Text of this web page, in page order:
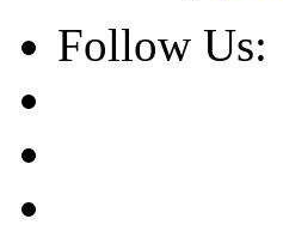
Follow Us: